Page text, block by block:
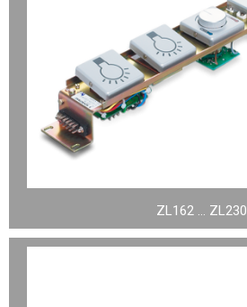
ZL162 … ZL230